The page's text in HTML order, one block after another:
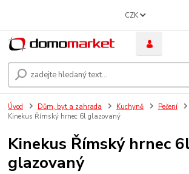
CZK
Úvod Dům, byt a zahrada Kuchyně Pečení
Kinekus Římský hrnec 6l glazovaný
Kinekus Římský hrnec
glazovaný